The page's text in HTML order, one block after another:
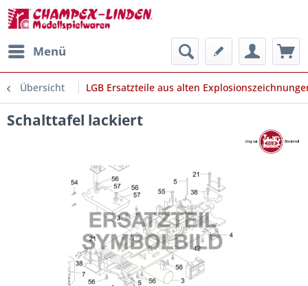
Menü
Übersicht LGB Ersatzteile aus alten
Schalttafel lackiert